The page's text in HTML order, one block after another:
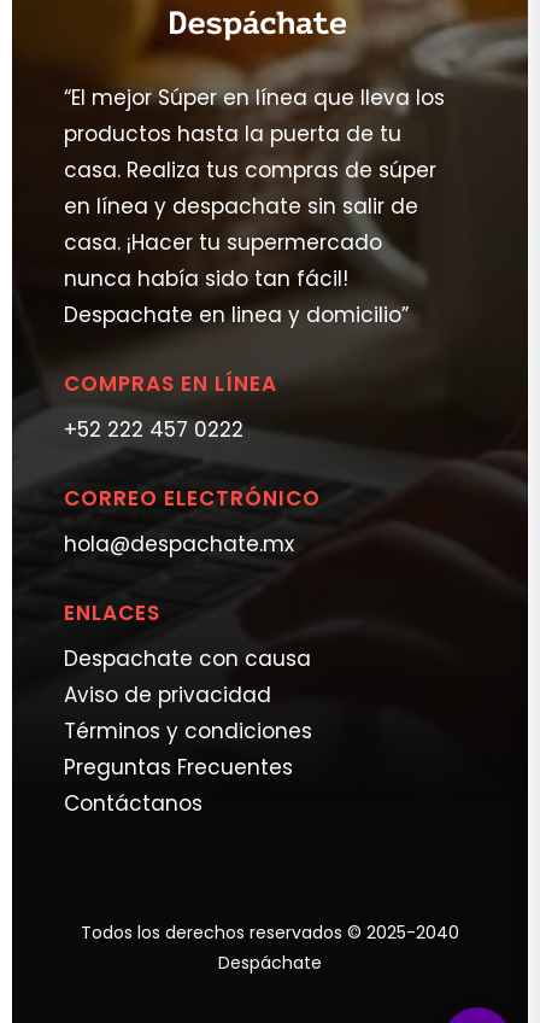
“El mejor Súper en línea que lleva los
productos hasta la puerta de tu
casa. Realiza tus compras de súper
en línea y despachate sin salir de
casa. ¡Hacer tu supermercado
nunca había sido tan fácil!
Despachate en linea y domicilio”
COMPRAS EN LÍNEA
+52 222 457 0222
CORREO ELECTRÓNICO
hola@despachate.mx
ENLACES
Despachate con causa
Aviso de privacidad
Términos y condiciones
Preguntas Frecuentes
Contáctanos
Todos los derechos reservados © 2025-2040
Despáchate